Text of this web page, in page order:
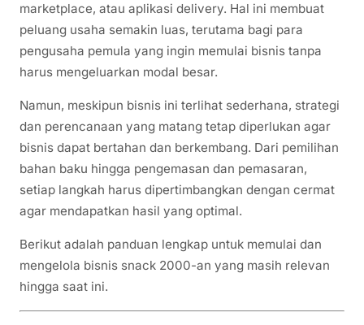
marketplace, atau aplikasi delivery. Hal ini membuat
peluang usaha semakin luas, terutama bagi para
pengusaha pemula yang ingin memulai bisnis tanpa
harus mengeluarkan modal besar.
Namun, meskipun bisnis ini terlihat sederhana, strategi
dan perencanaan yang matang tetap diperlukan agar
bisnis dapat bertahan dan berkembang. Dari pemilihan
bahan baku hingga pengemasan dan pemasaran,
setiap langkah harus dipertimbangkan dengan cermat
agar mendapatkan hasil yang optimal.
Berikut adalah panduan lengkap untuk memulai dan
mengelola bisnis snack 2000-an yang masih relevan
hingga saat ini.